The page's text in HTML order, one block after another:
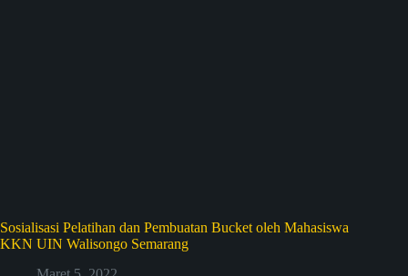
Sosialisasi Pelatihan dan Pembuatan Bucket oleh Mahasiswa
KKN UIN Walisongo Semarang